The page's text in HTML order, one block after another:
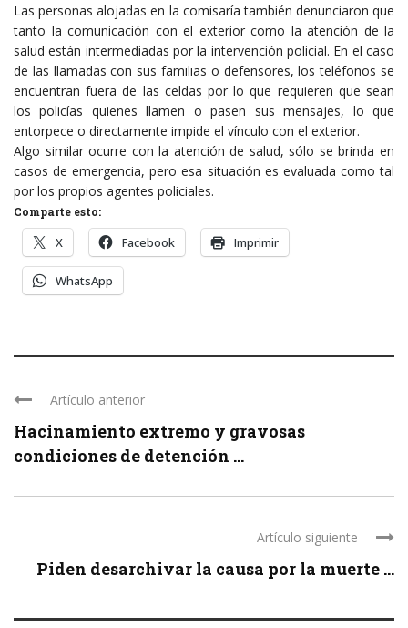
Las personas alojadas en la comisaría también denunciaron que
tanto la comunicación con el exterior como la atención de la
salud están intermediadas por la intervención policial. En el caso
de las llamadas con sus familias o defensores, los teléfonos se
encuentran fuera de las celdas por lo que requieren que sean
los policías quienes llamen o pasen sus mensajes, lo que
entorpece o directamente impide el vínculo con el exterior.
Algo similar ocurre con la atención de salud, sólo se brinda en
casos de emergencia, pero esa situación es evaluada como tal
por los propios agentes policiales.
Comparte esto:
X Facebook Imprimir
WhatsApp
Artículo anterior
Hacinamiento extremo y gravosas
condiciones de detención ...
Artículo siguiente
Piden desarchivar la causa por la muerte ...